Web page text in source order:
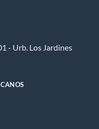
página
- Urb. Los Jardines